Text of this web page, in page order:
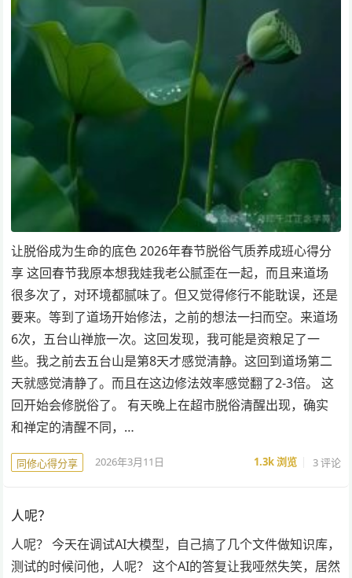
让脱俗成为生命的底色 2026年春节脱俗气质养成班心得分
享 这回春节我原本想我娃我老公腻歪在一起，而且来道场
很多次了，对环境都腻味了。但又觉得修行不能耽误，还是
要来。等到了道场开始修法，之前的想法一扫而空。来道场
6次，五台山禅旅一次。这回发现，我可能是资粮足了一
些。我之前去五台山是第8天才感觉清静。这回到道场第二
天就感觉清静了。而且在这边修法效率感觉翻了2-3倍。 这
回开始会修脱俗了。 有天晚上在超市脱俗清醒出现，确实
和禅定的清醒不同，…
同修心得分享 2026年3月11日 1.3k浏览 3 评论
人呢？
人呢？ 今天在调试AI大模型，自己搞了几个文件做知识库，
测试的时候问他，人呢？ 这个AI的答复让我哑然失笑，居然